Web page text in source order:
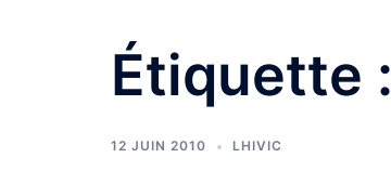
Étiquette :
12 JUIN 2010 LHIVIC